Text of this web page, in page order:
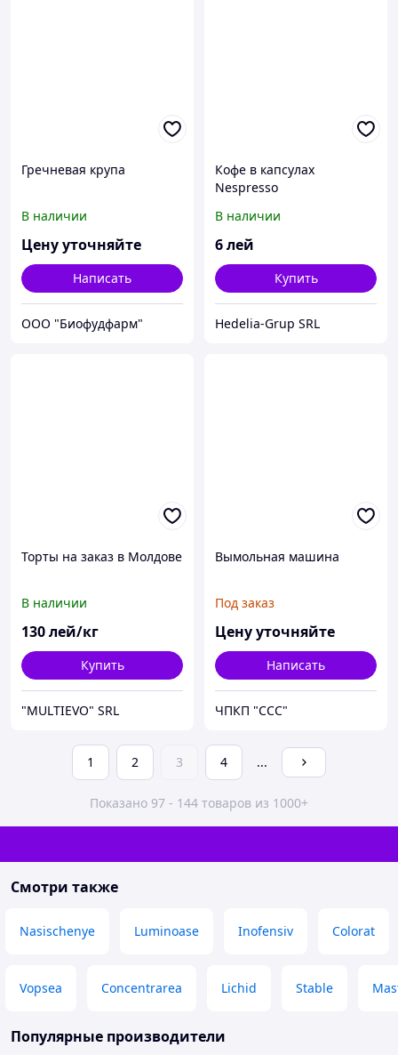
Гречневая крупа
В наличии
Цену уточняйте
Написать
ООО "Биофудфарм"
Кофе в капсулах
Nespresso
В наличии
6лей
Купить
Hedelia-Grup SRL
Торты на заказ в Молдове
В наличии
130лей/кг
Купить
"MULTIEVO" SRL
Вымольная машина
Под заказ
Цену уточняйте
Написать
ЧПКП "ССС"
1 2 3 4 ...
Показано 97 - 144 товаров из 1000+
Смотри также
Nasischenye Luminoase Inofensiv Colorat
Vopsea Concentrarea Lichid Stable
Популярные производители